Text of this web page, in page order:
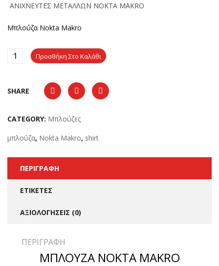
ΑΝΙΧΝΕΥΤΕΣ ΜΕΤΑΛΛΩΝ NOKTA MAKRO
Μπλούζα Nokta Makro
Προσθήκη Στο Καλάθι
SHARE
CATEGORY: Μπλούζες
μπλούζα, Nokta Makro, shirt
ΠΕΡΙΓΡΑΦΉ
ΕΤΙΚΈΤΕΣ
ΑΞΙΟΛΟΓΉΣΕΙΣ (0)
ΠΕΡΙΓΡΑΦΉ
ΜΠΛΟΥΖΑ NOKTA MAKRO